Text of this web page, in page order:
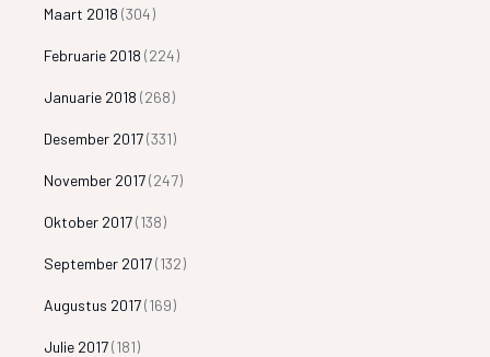
Maart 2018 (304)
Februarie 2018 (224)
Januarie 2018 (268)
Desember 2017(331)
November 2017(247)
Oktober 2017(138)
September 2017(132)
Augustus 2017(169)
Julie 2017(181)